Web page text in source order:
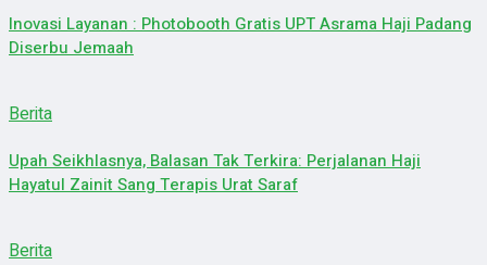
Inovasi Layanan : Photobooth Gratis UPT Asrama Haji Padang
Diserbu Jemaah
Berita
Upah Seikhlasnya, Balasan Tak Terkira: Perjalanan Haji
Hayatul Zainit Sang Terapis Urat Saraf
Berita